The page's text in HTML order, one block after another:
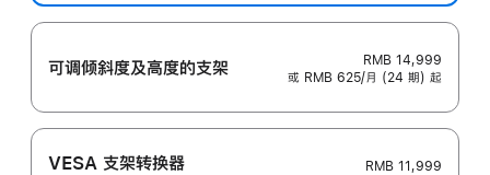
可调倾斜度及高‍度的支‍架
RMB 14,999
或 RMB 625/月 (24 期) 起
VESA 支架转换器
RMB 11,999